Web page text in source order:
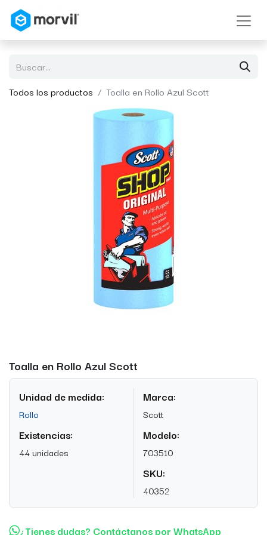
Todos los productos Toalla en Rollo Azul Scott
Toalla en Rollo Azul Scott
Unidad de medida:
Rollo
Existencias:
44 unidades
Marca:
Scott
Modelo:
703510
SKU:
40352
¿Tienes dudas? Contáctanos por WhatsApp